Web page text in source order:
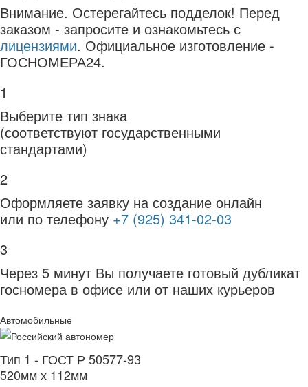
Внимание. Остерегайтесь подделок! Перед
заказом - запросите и ознакомьтесь с
лицензиями. Официальное изготовление -
ГОСНОМЕРА24.
1
Выберите тип знака
(соответствуют государственными
стандартами)
2
Оформляете заявку на создание онлайн
или по телефону +7 (925) 341-02-03
3
Через 5 минут Вы получаете готовый дубликат
госномера в офисе или от наших курьеров
Автомобильные
Тип 1 - ГОСТ Р 50577-93
520мм х 112мм